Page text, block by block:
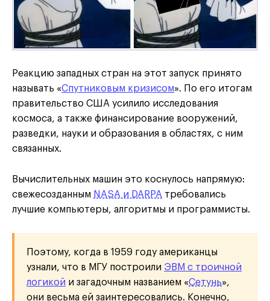
Реакцию западных стран на этот запуск принято
называть «Спутниковым кризисом». По его итогам
правительство США усилило исследования
космоса, а также финансирование вооружений,
разведки, науки и образования в областях, с ним
связанных.
Вычислительных машин это коснулось напрямую:
свежесозданным NASA и DARPA требовались
лучшие компьютеры, алгоритмы и программисты.
Поэтому, когда в 1959 году американцы
узнали, что в МГУ построили ЭВМ с троичной
логикой и загадочным названием «Сетунь»,
они весьма ей заинтересовались. Конечно,